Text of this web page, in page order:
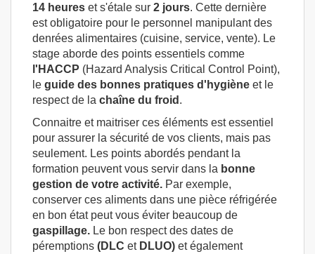
14 heures et s'étale sur 2 jours. Cette dernière
est obligatoire pour le personnel manipulant des
denrées alimentaires (cuisine, service, vente). Le
stage aborde des points essentiels comme
l'HACCP (Hazard Analysis Critical Control Point),
le guide des bonnes pratiques d'hygiène et le
respect de la chaîne du froid .
Connaitre et maitriser ces éléments est essentiel
pour assurer la sécurité de vos clients, mais pas
seulement. Les points abordés pendant la
formation peuvent vous servir dans la bonne
gestion de votre activité. Par exemple,
conserver ces aliments dans une pièce réfrigérée
en bon état peut vous éviter beaucoup de
gaspillage. Le bon respect des dates de
péremptions (DLC et DLUO) et également